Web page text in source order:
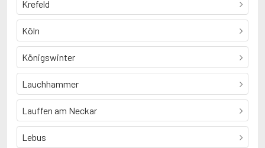
Krefeld
Köln
Königswinter
Lauchhammer
Lauffen am Neckar
Lebus